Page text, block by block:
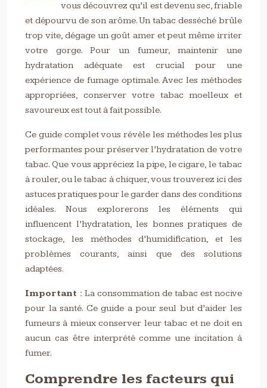
vous découvrez qu’il est devenu sec, friable
et dépourvu de son arôme. Un tabac desséché brûle
trop vite, dégage un goût amer et peut même irriter
votre gorge. Pour un fumeur, maintenir une
hydratation adéquate est crucial pour une
expérience de fumage optimale. Avec les méthodes
appropriées, conserver votre tabac moelleux et
savoureux est tout à fait possible.
Ce guide complet vous révèle les méthodes les plus
performantes pour préserver l’hydratation de votre
tabac. Que vous appréciez la pipe, le cigare, le tabac
à rouler, ou le tabac à chiquer, vous trouverez ici des
astuces pratiques pour le garder dans des conditions
idéales. Nous explorerons les éléments qui
influencent l’hydratation, les bonnes pratiques de
stockage, les méthodes d’humidification, et les
problèmes courants, ainsi que des solutions
adaptées.
Important : La consommation de tabac est nocive
pour la santé. Ce guide a pour seul but d’aider les
fumeurs à mieux conserver leur tabac et ne doit en
aucun cas être interprété comme une incitation à
fumer.
Comprendre les facteurs qui